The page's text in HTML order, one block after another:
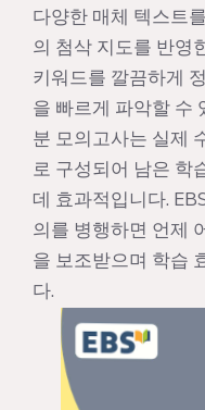
다양한 매체 텍스트
의 첨삭 지도를 반영
키워드를 깔끔하게
을 빠르게 파악할 수
분 모의고사는 실제
로 구성되어 남은 학
데 효과적입니다.
의를 병행하면 언제
을 보조받으며 학습
다.